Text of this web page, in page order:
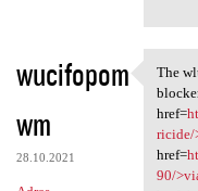
wucifopom
wm
28.10.2021
The
The
href=
ricide/
href=
90/